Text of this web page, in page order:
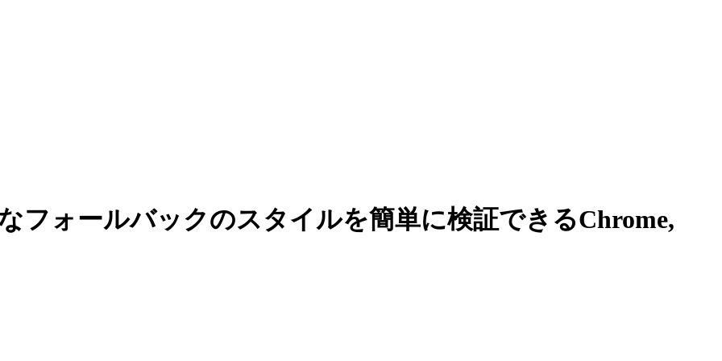
フォールバックのスタイルを簡単に検証できるChrome,